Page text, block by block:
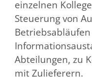
einzelnen
Steuerung von
Abteilungen, zu
mit Zulieferern.